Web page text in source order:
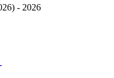
- 2026